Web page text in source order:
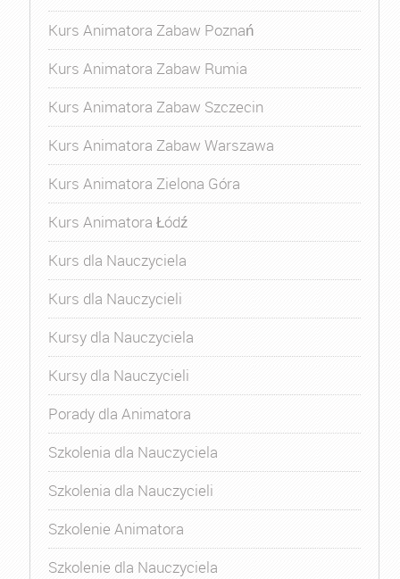
Kurs Animatora Zabaw Poznań
Kurs Animatora Zabaw Rumia
Kurs Animatora Zabaw Szczecin
Kurs Animatora Zabaw Warszawa
Kurs Animatora Zielona Góra
Kurs Animatora Łódź
Kurs dla Nauczyciela
Kurs dla Nauczycieli
Kursy dla Nauczyciela
Kursy dla Nauczycieli
Porady dla Animatora
Szkolenia dla Nauczyciela
Szkolenia dla Nauczycieli
Szkolenie Animatora
Szkolenie dla Nauczyciela